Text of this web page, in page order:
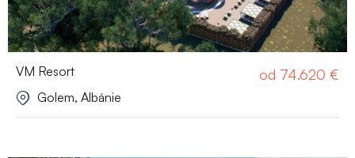
VM Resort od 74.620 €
Golem, Albánie